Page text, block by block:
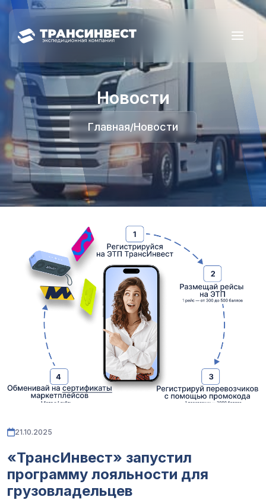
Новости
Главная/Новости
21.10.2025
«ТрансИнвест» запустил
программу лояльности для
грузовладельцев